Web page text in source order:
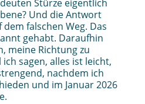
Stürze eigentlich
Und die Antwort
falschen Weg. Das
gehabt. Daraufhin
meine Richtung zu
sagen, alles ist leicht,
nachdem ich
und im Januar 2026